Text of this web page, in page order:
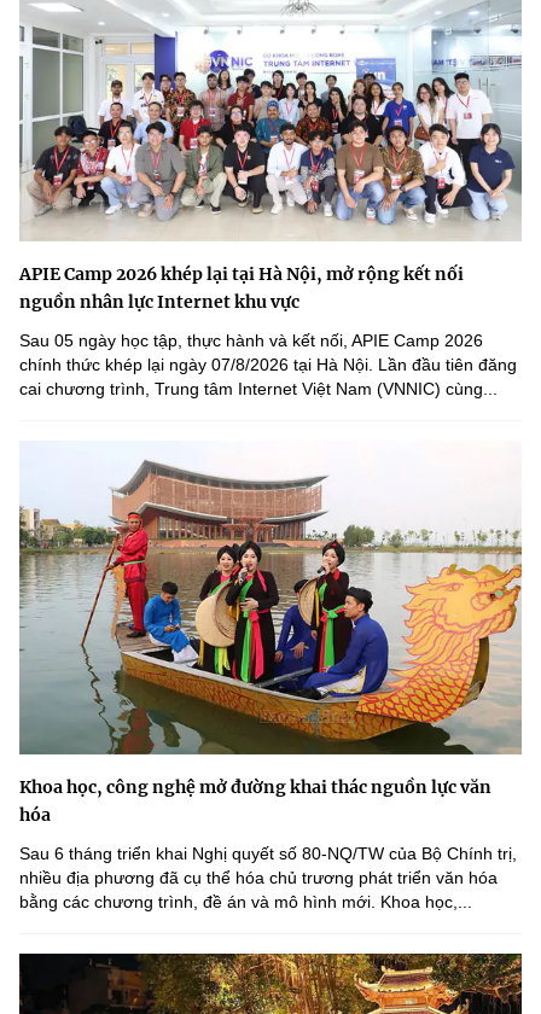
APIE Camp 2026 khép lại tại Hà Nội, mở rộng kết nối
nguồn nhân lực Internet khu vực
Sau 05 ngày học tập, thực hành và kết nối, APIE Camp 2026
chính thức khép lại ngày 07/8/2026 tại Hà Nội. Lần đầu tiên đăng
cai chương trình, Trung tâm Internet Việt Nam (VNNIC) cùng...
Khoa học, công nghệ mở đường khai thác nguồn lực văn
hóa
Sau 6 tháng triển khai Nghị quyết số 80-NQ/TW của Bộ Chính trị,
nhiều địa phương đã cụ thể hóa chủ trương phát triển văn hóa
bằng các chương trình, đề án và mô hình mới. Khoa học,...